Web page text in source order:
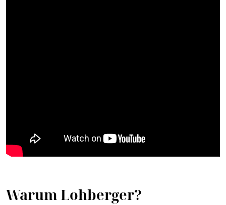
Warum Lohberger?